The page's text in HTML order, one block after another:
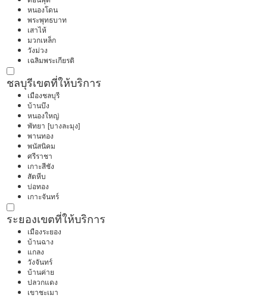
หนองโดน
พระพุทธบาท
เสาไห้
มวกเหล็ก
วังม่วง
เฉลิมพระเกียรติ
ชลบุรีเขตที่ให้บริการ
เมืองชลบุรี
บ้านบึง
หนองใหญ่
พัทยา [บางละมุง]
พานทอง
พนัสนิคม
ศรีราชา
เกาะสีชัง
สัตหีบ
บ่อทอง
เกาะจันทร์
ระยองเขตที่ให้บริการ
เมืองระยอง
บ้านฉาง
แกลง
วังจันทร์
บ้านค่าย
ปลวกแดง
เขาชะเมา